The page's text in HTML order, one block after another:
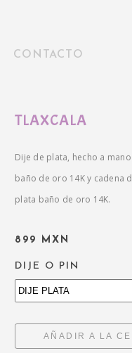
CONTACTO
TLAXCALA
Dije de plata, hecho a
baño de oro 14K y cadena
plata baño de oro 14K.
899 MXN
DIJE O PIN
AÑADIR A LA